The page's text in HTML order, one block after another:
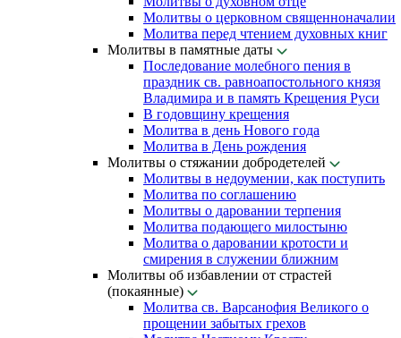
Молитвы о церковном священноначалии
Молитва перед чтением духовных книг
Молитвы в памятные даты
Последование молебного пения в
праздник св. равноапостольного князя
Владимира и в память Крещения Руси
В годовщину крещения
Молитва в день Нового года
Молитва в День рождения
Молитвы о стяжании добродетелей
Молитвы в недоумении, как поступить
Молитва по соглашению
Молитвы о даровании терпения
Молитва подающего милостыню
Молитва о даровании кротости и
смирения в служении ближним
Молитвы об избавлении от страстей
(покаянные)
Молитва св. Варсанофия Великого о
прощении забытых грехов